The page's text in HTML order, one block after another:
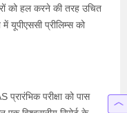
को हल करने की तरह उचित
यूपीएससी प्रीलिम्स को
प्रारंभिक परीक्षा को पास